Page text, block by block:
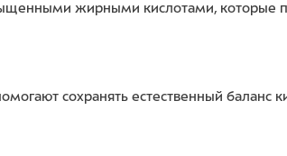
жирными кислотами, которые
сохранять естественный